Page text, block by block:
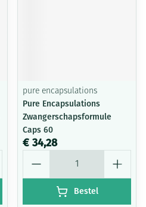
pure encapsulations
Pure Encapsulations
Zwangerschapsformule
Caps 60
€ 34,28
Bestel